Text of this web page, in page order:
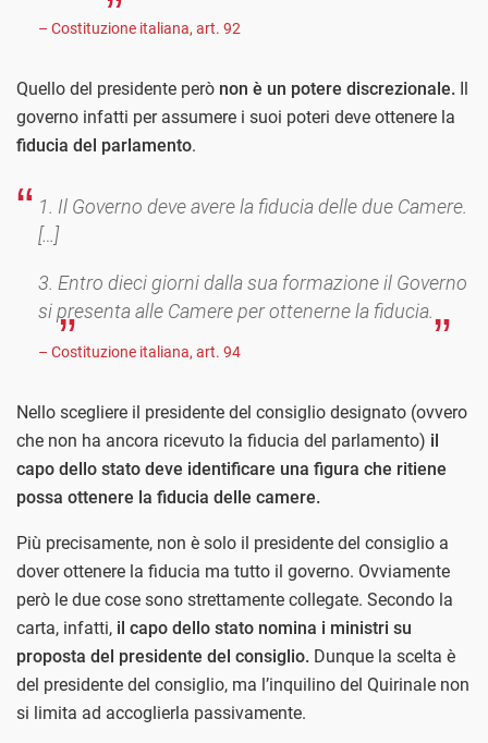
– Costituzione italiana, art. 92
Quello del presidente però non è un potere discrezionale. Il
governo infatti per assumere i suoi poteri deve ottenere la
fiducia del parlamento.
1. Il Governo deve avere la fiducia delle due Camere.
[…]
3. Entro dieci giorni dalla sua formazione il Governo
si presenta alle Camere per ottenerne la fiducia.
– Costituzione italiana, art. 94
Nello scegliere il presidente del consiglio designato (ovvero
che non ha ancora ricevuto la fiducia del parlamento) il
capo dello stato deve identificare una figura che ritiene
possa ottenere la fiducia delle camere.
Più precisamente, non è solo il presidente del consiglio a
dover ottenere la fiducia ma tutto il governo. Ovviamente
però le due cose sono strettamente collegate. Secondo la
carta, infatti, il capo dello stato nomina i ministri su
proposta del presidente del consiglio. Dunque la scelta è
del presidente del consiglio, ma l’inquilino del Quirinale non
si limita ad accoglierla passivamente.